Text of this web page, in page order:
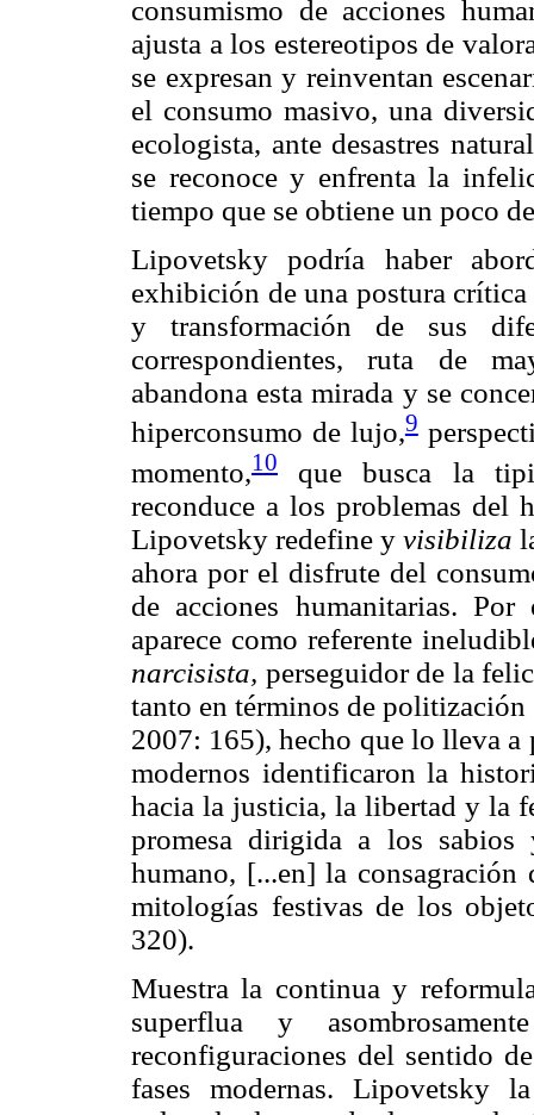
consumismo de acciones
ajusta a los estereotipos de
se expresan y reinventan
el consumo masivo, una
ecologista, ante desastres
se reconoce y enfrenta la
tiempo que se obtiene un poco
Lipovetsky podría haber
exhibición de una postura
y transformación de sus
correspondientes, ruta de
abandona esta mirada y se
hiperconsumo de lujo,9
momento,10
que busca la
reconduce a los problemas del
Lipovetsky redefine y visibiliza
ahora por el disfrute del
de acciones humanitarias.
aparece como referente
narcisista, perseguidor de la
tanto en términos de
2007: 165), hecho que lo lleva
modernos identificaron la
hacia la justicia, la libertad y la
promesa dirigida a los
humano, [...en] la consagración
mitologías festivas de los
320).
Muestra la continua y
superflua y
reconfiguraciones del sentido
fases modernas. Lipovetsky